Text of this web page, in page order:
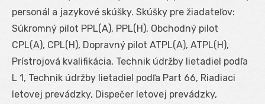
personál a jazykové skúšky. Skúšky pre žiadateľov:
Súkromný pilot PPL(A), PPL(H), Obchodný pilot
CPL(A), CPL(H), Dopravný pilot ATPL(A), ATPL(H),
Prístrojová kvalifikácia, Technik údržby lietadiel podľa
L 1, Technik údržby lietadiel podľa Part 66, Riadiaci
letovej prevádzky, Dispečer letovej prevádzky,